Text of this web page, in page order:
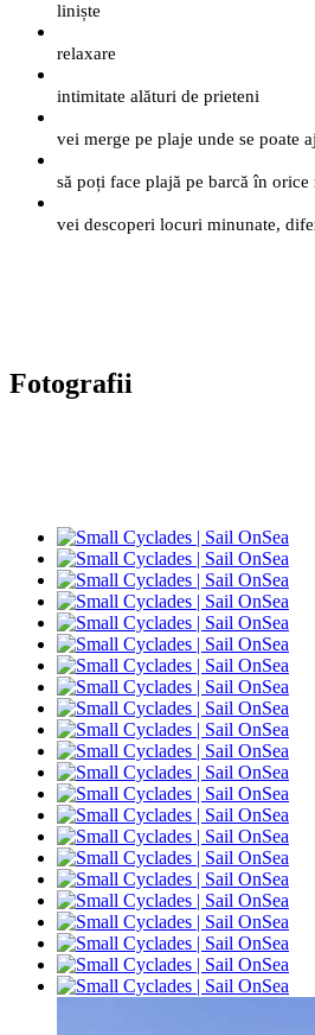
liniște
relaxare
intimitate alături de prieteni
vei merge pe plaje unde se poate
să poți face plajă pe barcă în
vei descoperi locuri minunate,
Fotografii